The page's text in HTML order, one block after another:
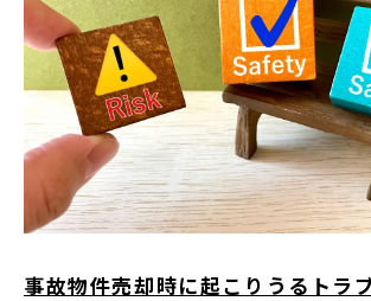
事故物件売却時に起こりうるトラ